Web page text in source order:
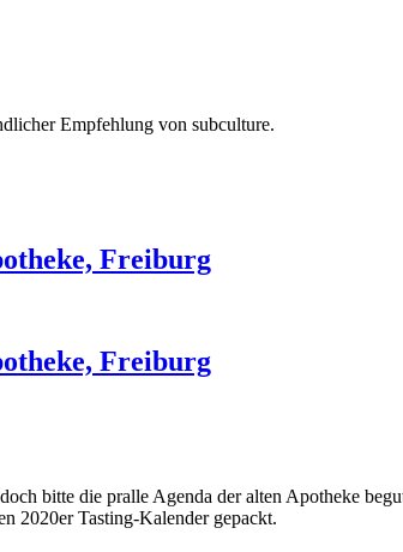
Empfehlung von subculture.
Freiburg
Freiburg
bitte die pralle Agenda der alten Apotheke
2020er Tasting-Kalender gepackt.